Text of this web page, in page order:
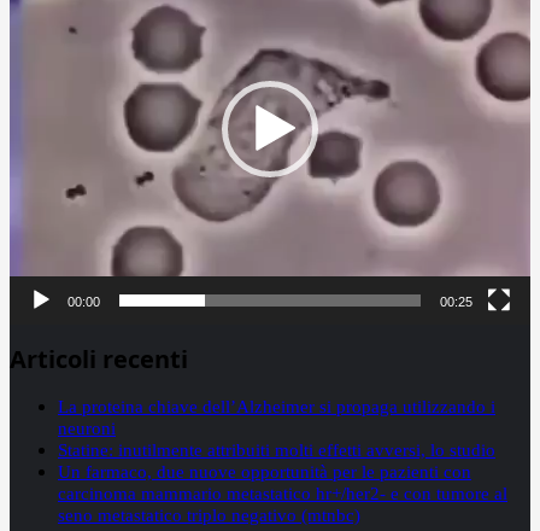
00:00 00:25
Articoli recenti
La proteina chiave dell’Alzheimer si propaga utilizzando i
neuroni
Statine: inutilmente attribuiti molti effetti avversi, lo studio
Un farmaco, due nuove opportunità per le pazienti con
carcinoma mammario metastatico hr+/her2- e con tumore al
seno metastatico triplo negativo (mtnbc)